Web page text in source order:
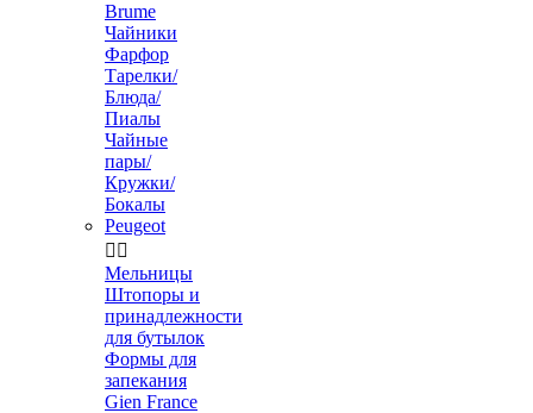
Brume
Чайники
Фарфор
Тарелки/
Блюда/
Пиалы
Чайные
пары/
Кружки/
Бокалы
Peugeot
 
Мельницы
Штопоры и
принадлежности
для бутылок
Формы для
запекания
Gien France